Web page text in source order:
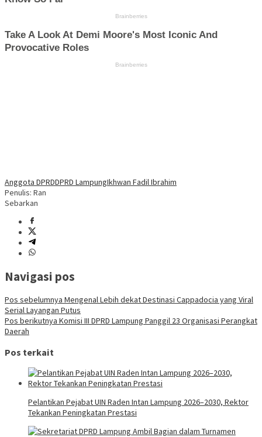
Anggota DPRDDPRD LampungIkhwan Fadil Ibrahim
Penulis: Ran
Sebarkan
Navigasi pos
Pos sebelumnya Mengenal Lebih dekat Destinasi Cappadocia yang Viral
Serial Layangan Putus
Pos berikutnya Komisi III DPRD Lampung Panggil 23 Organisasi Perangkat
Daerah
Pos terkait
Pelantikan Pejabat UIN Raden Intan Lampung 2026–2030, Rektor
Tekankan Peningkatan Prestasi